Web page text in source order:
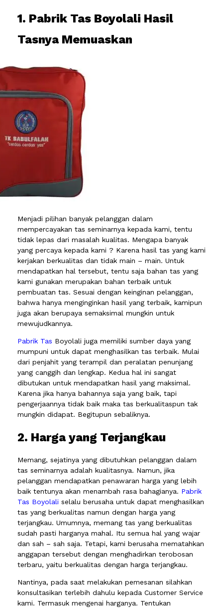
1. Pabrik Tas Boyolali Hasil
Tasnya Memuaskan
Menjadi pilihan banyak pelanggan dalam
mempercayakan tas seminarnya kepada kami, tentu
tidak lepas dari masalah kualitas. Mengapa banyak
yang percaya kepada kami ? Karena hasil tas yang kami
kerjakan berkualitas dan tidak main – main. Untuk
mendapatkan hal tersebut, tentu saja bahan tas yang
kami gunakan merupakan bahan terbaik untuk
pembuatan tas. Sesuai dengan keinginan pelanggan,
bahwa hanya menginginkan hasil yang terbaik, kamipun
juga akan berupaya semaksimal mungkin untuk
mewujudkannya.
Pabrik Tas Boyolali juga memiliki sumber daya yang
mumpuni untuk dapat menghasilkan tas terbaik. Mulai
dari penjahit yang terampil dan peralatan penunjang
yang canggih dan lengkap. Kedua hal ini sangat
dibutukan untuk mendapatkan hasil yang maksimal.
Karena jika hanya bahannya saja yang baik, tapi
pengerjaannya tidak baik maka tas berkualitaspun tak
mungkin didapat. Begitupun sebaliknya.
2. Harga yang Terjangkau
Memang, sejatinya yang dibutuhkan pelanggan dalam
tas seminarnya adalah kualitasnya. Namun, jika
pelanggan mendapatkan penawaran harga yang lebih
baik tentunya akan menambah rasa bahagianya. Pabrik
Tas Boyolali selalu berusaha untuk dapat menghasilkan
tas yang berkualitas namun dengan harga yang
terjangkau. Umumnya, memang tas yang berkualitas
sudah pasti harganya mahal. Itu semua hal yang wajar
dan sah – sah saja. Tetapi, kami berusaha mematahkan
anggapan tersebut dengan menghadirkan terobosan
terbaru, yaitu berkualitas dengan harga terjangkau.
Nantinya, pada saat melakukan pemesanan silahkan
konsultasikan terlebih dahulu kepada Customer Service
kami. Termasuk mengenai harganya. Tentukan